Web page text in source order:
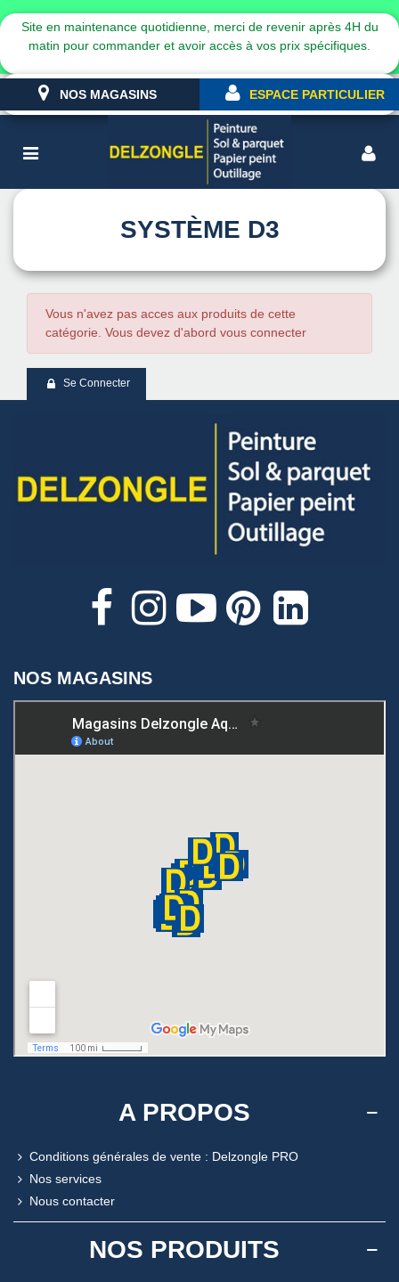
Site en maintenance quotidienne, merci de revenir après 4H du
matin pour commander et avoir accès à vos prix spécifiques.
NOS MAGASINS ESPACE PARTICULIER
SYSTÈME D3
Vous n'avez pas acces aux produits de cette
catégorie. Vous devez d'abord vous connecter
Se Connecter
NOS MAGASINS
A PROPOS
Conditions générales de vente : Delzongle PRO
Nos services
Nous contacter
NOS PRODUITS